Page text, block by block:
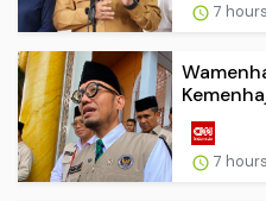
7
7